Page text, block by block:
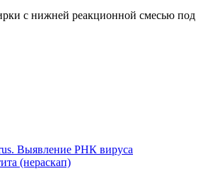
Выявление РНК вируса
(нераскап)